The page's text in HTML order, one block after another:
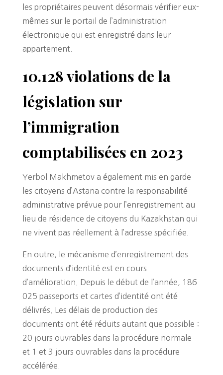
les propriétaires peuvent désormais vérifier eux-
mêmes sur le portail de l’administration
électronique qui est enregistré dans leur
appartement.
10.128 violations de la
législation sur
l’immigration
comptabilisées en 2023
Yerbol Makhmetov a également mis en garde
les citoyens d’Astana contre la responsabilité
administrative prévue pour l’enregistrement au
lieu de résidence de citoyens du Kazakhstan qui
ne vivent pas réellement à l’adresse spécifiée.
En outre, le mécanisme d’enregistrement des
documents d’identité est en cours
d’amélioration. Depuis le début de l’année, 186
025 passeports et cartes d’identité ont été
délivrés. Les délais de production des
documents ont été réduits autant que possible :
20 jours ouvrables dans la procédure normale
et 1 et 3 jours ouvrables dans la procédure
accélérée.